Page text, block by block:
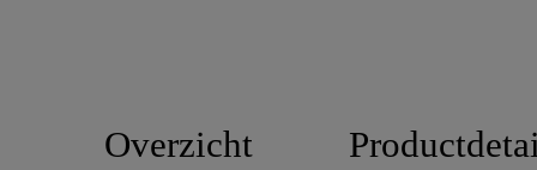
Overzicht